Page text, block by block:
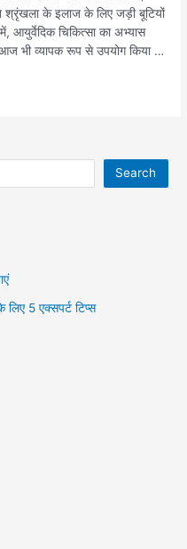
श्रृंखला के इलाज के लिए जड़ी बूटियों
आयुर्वेदिक चिकित्सा का अभ्यास
भी व्यापक रूप से उपयोग किया …
Search
5 एक्सपर्ट टिप्स